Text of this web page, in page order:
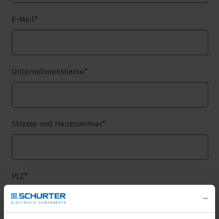
E-Mail*
Unternehmensname*
Strasse und Hausnummer*
PLZ*